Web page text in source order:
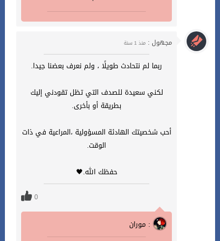
مجهول : منذ 1 سنة
ربما لم نتحادث طويلًا ، ولم نعرف بعضنا جيدا.
لكني سعيدة للصدف التي تظل تقودني إليك
بطريقة أو بأخرى.
أحب شخصيتك الهادئة المسؤولية ،المراعية في ذات
الوقت.
حفظك الله.🖤
0
موران :